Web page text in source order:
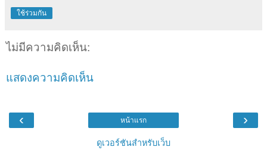
ใช้ร่วมกัน
ไม่มีความคิดเห็น:
แสดงความคิดเห็น
‹ ›
หน้าแรก
ดูเวอร์ชันสำหรับเว็บ